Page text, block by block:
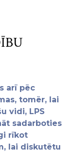
arī pēc
tomēr, lai
vidi, LPS
sadarboties
rīkot
lai diskutētu